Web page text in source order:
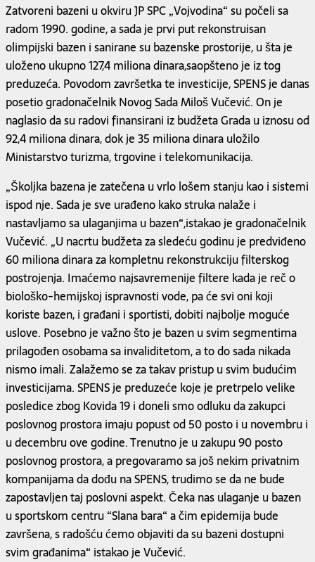
Zatvoreni bazeni u okviru JP SPC „Vojvodina“ su počeli sa
radom 1990. godine, a sada je prvi put rekonstruisan
olimpijski bazen i sanirane su bazenske prostorije, u šta je
uloženo ukupno 127,4 miliona dinara,saopšteno je iz tog
preduzeća. Povodom završetka te investicije, SPENS je danas
posetio gradonačelnik Novog Sada Miloš Vučević. On je
naglasio da su radovi finansirani iz budžeta Grada u iznosu od
92,4 miliona dinara, dok je 35 miliona dinara uložilo
Ministarstvo turizma, trgovine i telekomunikacija.
„Školjka bazena je zatečena u vrlo lošem stanju kao i sistemi
ispod nje. Sada je sve urađeno kako struka nalaže i
nastavljamo sa ulaganjima u bazen“,istakao je gradonačelnik
Vučević. „U nacrtu budžeta za sledeću godinu je predviđeno
60 miliona dinara za kompletnu rekonstrukciju filterskog
postrojenja. Imaćemo najsavremenije filtere kada je reč o
biološko-hemijskoj ispravnosti vode, pa će svi oni koji
koriste bazen, i građani i sportisti, dobiti najbolje moguće
uslove. Posebno je važno što je bazen u svim segmentima
prilagođen osobama sa invaliditetom, a to do sada nikada
nismo imali. Zalažemo se za takav pristup u svim budućim
investicijama. SPENS je preduzeće koje je pretrpelo velike
posledice zbog Kovida 19 i doneli smo odluku da zakupci
poslovnog prostora imaju popust od 50 posto i u novembru i
u decembru ove godine. Trenutno je u zakupu 90 posto
poslovnog prostora, a pregovaramo sa još nekim privatnim
kompanijama da dođu na SPENS, trudimo se da ne bude
zapostavljen taj poslovni aspekt. Čeka nas ulaganje u bazen
u sportskom centru “Slana bara“ a čim epidemija bude
završena, s radošću ćemo objaviti da su bazeni dostupni
svim građanima“ istakao je Vučević.